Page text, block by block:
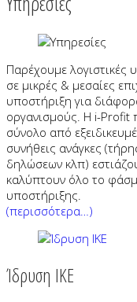
Παρέχουμε λογιστικές
σε μικρές & μεσαίες
υποστήριξη για
οργανισμούς. Η i-Profit
σύνολο από
συνήθεις ανάγκες
δηλώσεων κλπ)
καλύπτουν όλο το
υποστήριξης.
(περισσότερα…)
Ίδρυση ΙΚΕ